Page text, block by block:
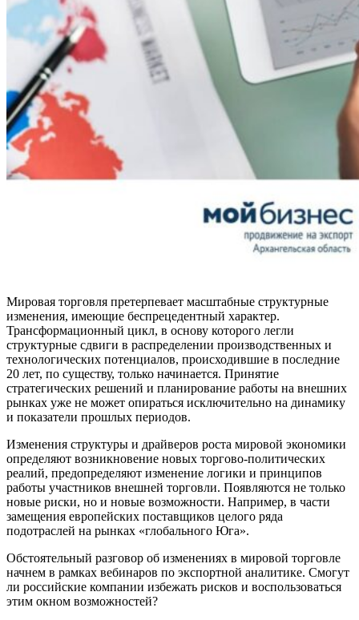
Мировая торговля претерпевает масштабные структурные
изменения, имеющие беспрецедентный характер.
Трансформационный цикл, в основу которого легли
структурные сдвиги в распределении производственных и
технологических потенциалов, происходившие в последние
20 лет, по существу, только начинается. Принятие
стратегических решений и планирование работы на внешних
рынках уже не может опираться исключительно на динамику
и показатели прошлых периодов.
Изменения структуры и драйверов роста мировой экономики
определяют возникновение новых торгово-политических
реалий, предопределяют изменение логики и принципов
работы участников внешней торговли. Появляются не только
новые риски, но и новые возможности. Например, в части
замещения европейских поставщиков целого ряда
подотраслей на рынках «глобального Юга».
Обстоятельный разговор об изменениях в мировой торговле
начнем в рамках вебинаров по экспортной аналитике. Смогут
ли российские компании избежать рисков и воспользоваться
этим окном возможностей?